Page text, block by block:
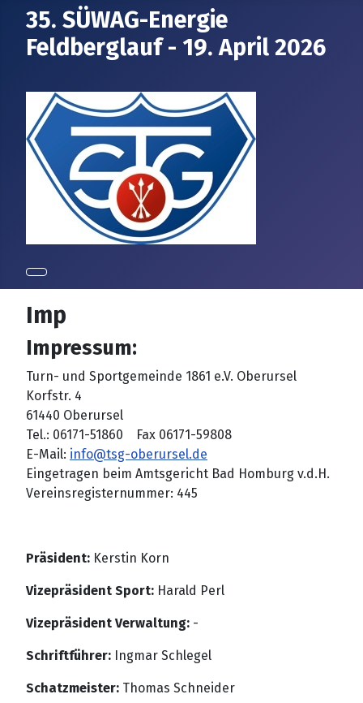
35. SÜWAG-Energie
Feldberglauf - 19. April 2026
Imp
Impressum:
Turn- und Sportgemeinde 1861 e.V. Oberursel
Korfstr. 4
61440 Oberursel
Tel.: 06171-51860 Fax 06171-59808
E-Mail: info@tsg-oberursel.de
Eingetragen beim Amtsgericht Bad Homburg v.d.H.
Vereinsregisternummer: 445
Präsident: Kerstin Korn
Vizepräsident Sport: Harald Perl
Vizepräsident Verwaltung: -
Schriftführer: Ingmar Schlegel
Schatzmeister: Thomas Schneider